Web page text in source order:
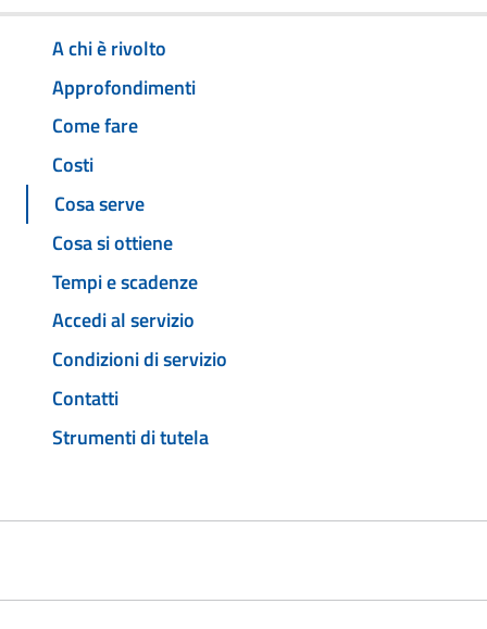
A chi è rivolto
Approfondimenti
Come fare
Costi
Cosa serve
Cosa si ottiene
Tempi e scadenze
Accedi al servizio
Condizioni di servizio
Contatti
Strumenti di tutela